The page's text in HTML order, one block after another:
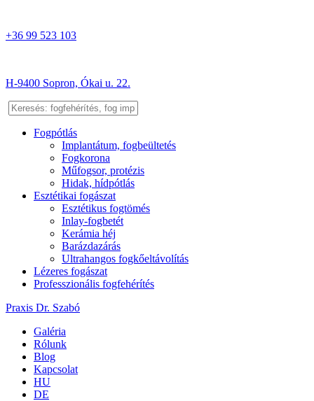
+36 99 523 103
H-9400 Sopron, Ókai u. 22.
Fogpótlás
Implantátum, fogbeültetés
Fogkorona
Műfogsor, protézis
Hidak, hídpótlás
Esztétikai fogászat
Esztétikus fogtömés
Inlay-fogbetét
Kerámia héj
Barázdazárás
Ultrahangos fogkőeltávolítás
Lézeres fogászat
Professzionális fogfehérítés
Praxis Dr. Szabó
Galéria
Rólunk
Blog
Kapcsolat
HU
DE